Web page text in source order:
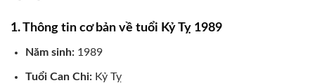
1. Thông tin cơ bản về tuổi Kỷ Tỵ 1989
Năm sinh:1989
Tuổi Can Chi:Kỷ Tỵ